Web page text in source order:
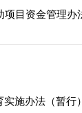
项目资金管理办
施办法（暂行）